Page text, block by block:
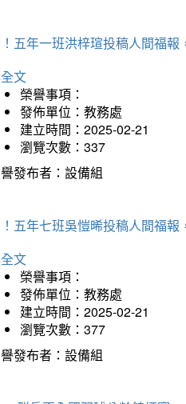
五年一班洪梓瑄投稿人間福報
文
榮譽事項：
發佈單位：教務處
建立時間：2025-02-21
瀏覽次數：337
發布者：設備組
五年七班吳愷晞投稿人間福報
文
榮譽事項：
發佈單位：教務處
建立時間：2025-02-21
瀏覽次數：377
發布者：設備組